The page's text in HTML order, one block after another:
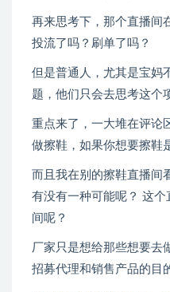
再来思考下，那个直播间
投流了吗？刷单了吗？
但是普通人，尤其是宝妈
题，他们只会去思考这个
重点来了，一大堆在评论
做擦鞋，如果你想要擦鞋
而且我在别的擦鞋直播间
有没有一种可能呢？ 这
间呢？
厂家只是想给那些想要去
招募代理和销售产品的目